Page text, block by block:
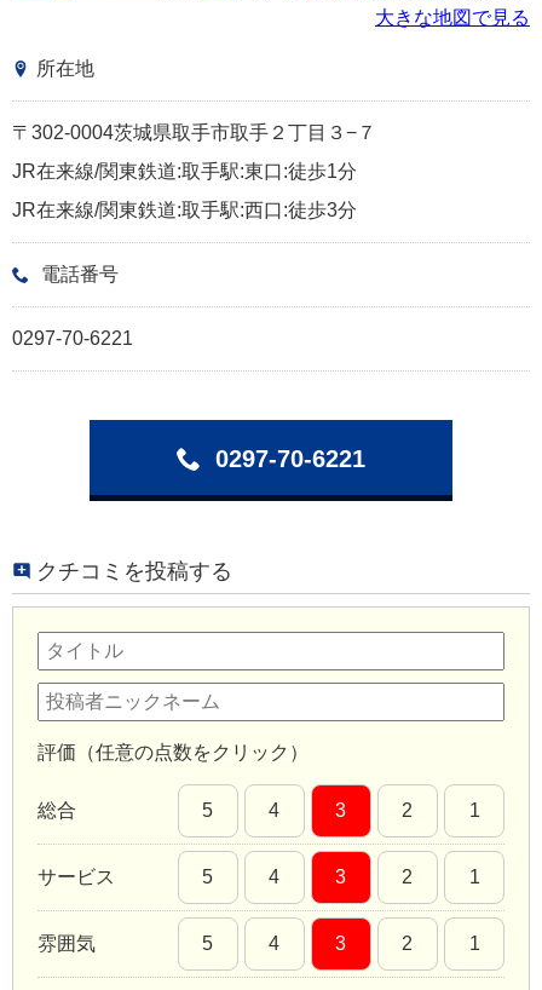
大きな地図で見る
所在地
〒302-0004茨城県取手市取手２丁目３−７
JR在来線/関東鉄道:取手駅:東口:徒歩1分
JR在来線/関東鉄道:取手駅:西口:徒歩3分
電話番号
0297-70-6221
0297-70-6221
クチコミを投稿する
評価（任意の点数をクリック）
総合 5 4 3 2 1
サービス 5 4 3 2 1
雰囲気 5 4 3 2 1